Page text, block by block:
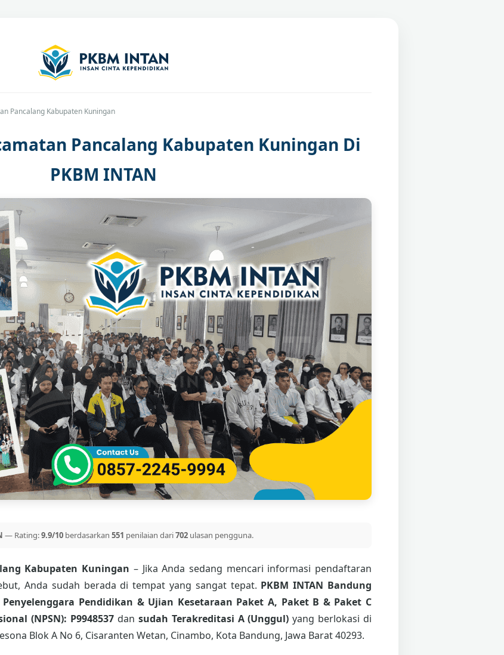
Pancalang Kabupaten Kuningan
Pancalang Kabupaten Kuningan Di
PKBM INTAN
— Rating:9.9/10 berdasarkan 551 penilaian dari702 ulasan pengguna.
Kabupaten Kuningan – Jika Anda sedang mencari informasi pendaftaran
Anda sudah berada di tempat yang sangat tepat. PKBM INTAN Bandung
Pendidikan & Ujian Kesetaraan Paket A, Paket B & Paket C
(NPSN): P9948537 dan sudah Terakreditasi A (Unggul) yang berlokasi di
Blok A No 6, Cisaranten Wetan, Cinambo, Kota Bandung, Jawa Barat 40293.